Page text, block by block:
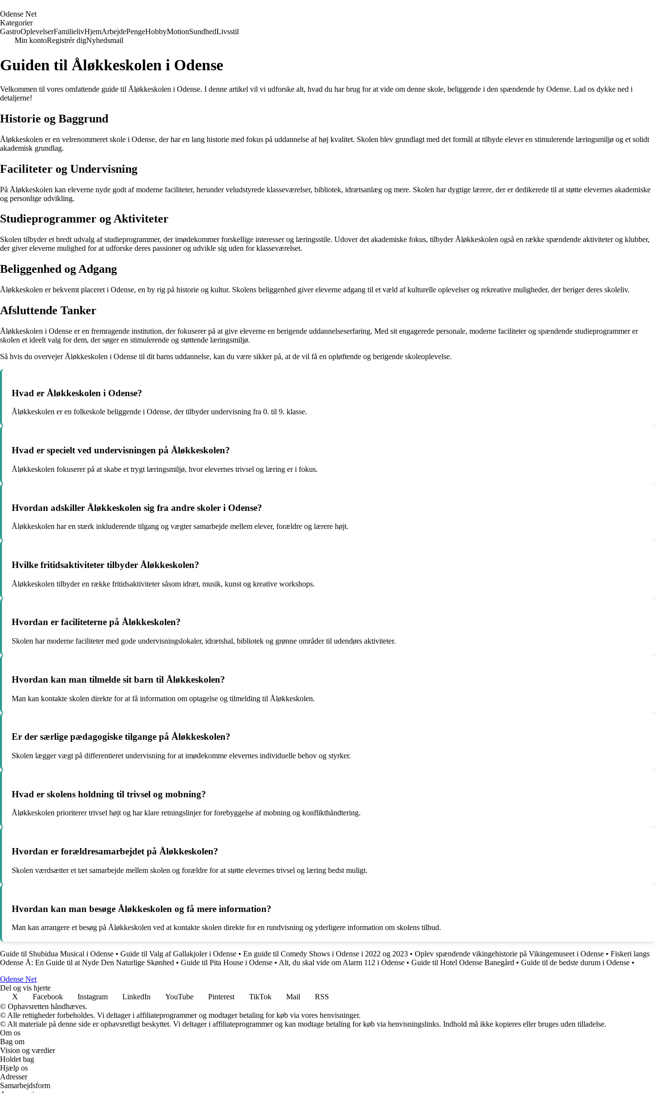
Odense Net
Kategorier
GastroOplevelserFamilielivHjemArbejdePengeHobbyMotionSundhedLivsstil
Min kontoRegistrér digNyhedsmail
Guiden til Åløkkeskolen i Odense
Velkommen til vores omfattende guide til Åløkkeskolen i Odense. I denne artikel vil vi udforske alt, hvad du har brug for at vide om denne skole, beliggende i den spændende by Odense. Lad os dykke ned i
detaljerne!
Historie og Baggrund
Åløkkeskolen er en velrenommeret skole i Odense, der har en lang historie med fokus på uddannelse af høj kvalitet. Skolen blev grundlagt med det formål at tilbyde elever en stimulerende læringsmiljø og et solidt
akademisk grundlag.
Faciliteter og Undervisning
På Åløkkeskolen kan eleverne nyde godt af moderne faciliteter, herunder veludstyrede klasseværelser, bibliotek, idrætsanlæg og mere. Skolen har dygtige lærere, der er dedikerede til at støtte elevernes akademiske
og personlige udvikling.
Studieprogrammer og Aktiviteter
Skolen tilbyder et bredt udvalg af studieprogrammer, der imødekommer forskellige interesser og læringsstile. Udover det akademiske fokus, tilbyder Åløkkeskolen også en række spændende aktiviteter og klubber,
der giver eleverne mulighed for at udforske deres passioner og udvikle sig uden for klasseværelset.
Beliggenhed og Adgang
Åløkkeskolen er bekvemt placeret i Odense, en by rig på historie og kultur. Skolens beliggenhed giver eleverne adgang til et væld af kulturelle oplevelser og rekreative muligheder, der beriger deres skoleliv.
Afsluttende Tanker
Åløkkeskolen i Odense er en fremragende institution, der fokuserer på at give eleverne en berigende uddannelseserfaring. Med sit engagerede personale, moderne faciliteter og spændende studieprogrammer er
skolen et ideelt valg for dem, der søger en stimulerende og støttende læringsmiljø.
Så hvis du overvejer Åløkkeskolen i Odense til dit barns uddannelse, kan du være sikker på, at de vil få en opløftende og berigende skoleoplevelse.
Hvad er Åløkkeskolen i Odense?
Åløkkeskolen er en folkeskole beliggende i Odense, der tilbyder undervisning fra 0. til 9. klasse.
Hvad er specielt ved undervisningen på Åløkkeskolen?
Åløkkeskolen fokuserer på at skabe et trygt læringsmiljø, hvor elevernes trivsel og læring er i fokus.
Hvordan adskiller Åløkkeskolen sig fra andre skoler i Odense?
Åløkkeskolen har en stærk inkluderende tilgang og vægter samarbejde mellem elever, forældre og lærere højt.
Hvilke fritidsaktiviteter tilbyder Åløkkeskolen?
Åløkkeskolen tilbyder en række fritidsaktiviteter såsom idræt, musik, kunst og kreative workshops.
Hvordan er faciliteterne på Åløkkeskolen?
Skolen har moderne faciliteter med gode undervisningslokaler, idrætshal, bibliotek og grønne områder til udendørs aktiviteter.
Hvordan kan man tilmelde sit barn til Åløkkeskolen?
Man kan kontakte skolen direkte for at få information om optagelse og tilmelding til Åløkkeskolen.
Er der særlige pædagogiske tilgange på Åløkkeskolen?
Skolen lægger vægt på differentieret undervisning for at imødekomme elevernes individuelle behov og styrker.
Hvad er skolens holdning til trivsel og mobning?
Åløkkeskolen prioriterer trivsel højt og har klare retningslinjer for forebyggelse af mobning og konflikthåndtering.
Hvordan er forældresamarbejdet på Åløkkeskolen?
Skolen værdsætter et tæt samarbejde mellem skolen og forældre for at støtte elevernes trivsel og læring bedst muligt.
Hvordan kan man besøge Åløkkeskolen og få mere information?
Man kan arrangere et besøg på Åløkkeskolen ved at kontakte skolen direkte for en rundvisning og yderligere information om skolens tilbud.
Guide til Shubidua Musical i Odense • Guide til Valg af Gallakjoler i Odense • En guide til Comedy Shows i Odense i 2022 og 2023 • Oplev spændende vikingehistorie på Vikingemuseet i Odense • Fiskeri langs
Odense Å: En Guide til at Nyde Den Naturlige Skønhed • Guide til Pita House i Odense • Alt, du skal vide om Alarm 112 i Odense • Guide til Hotel Odense Banegård • Guide til de bedste durum i Odense •
Odense Net
Del og vis hjerte
X
Facebook Instagram LinkedIn YouTube Pinterest TikTok Mail
RSS
© Ophavsretten håndhæves.
© Alle rettigheder forbeholdes. Vi deltager i affiliateprogrammer og modtager betaling for køb via vores henvisninger.
© Alt materiale på denne side er ophavsretligt beskyttet. Vi deltager i affiliateprogrammer og kan modtage betaling for køb via henvisningslinks. Indhold må ikke kopieres eller bruges uden tilladelse.
Om os
Bag om
Vision og værdier
Holdet bag
Hjælp os
Adresser
Samarbejdsform